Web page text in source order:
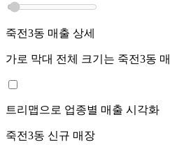
죽전3동 매출 상세
가로 막대 전체 크기는 죽전3동
트리맵으로 업종별 매출 시각화
죽전3동 신규 매장